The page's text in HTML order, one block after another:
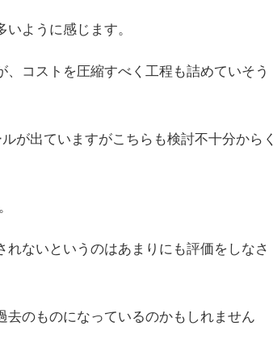
ように感じます。
コストを圧縮すべく工程も詰めていそう
が出ていますがこちらも検討不十分からく
ないというのはあまりにも評価をしなさ
のものになっているのかもしれません